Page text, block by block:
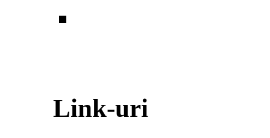
Link-uri